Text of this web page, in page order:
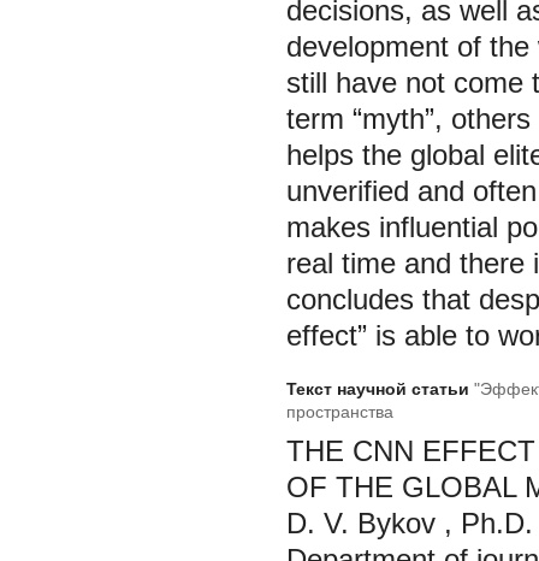
decisions, as well
development of
still have not come
term “myth”,
helps the global
unverified and
makes influential
real time and there
concludes that
effect” is able to
Текст научной статьи
пространства
THE CNN
OF THE GLOBAL
D. V. Bykov ,